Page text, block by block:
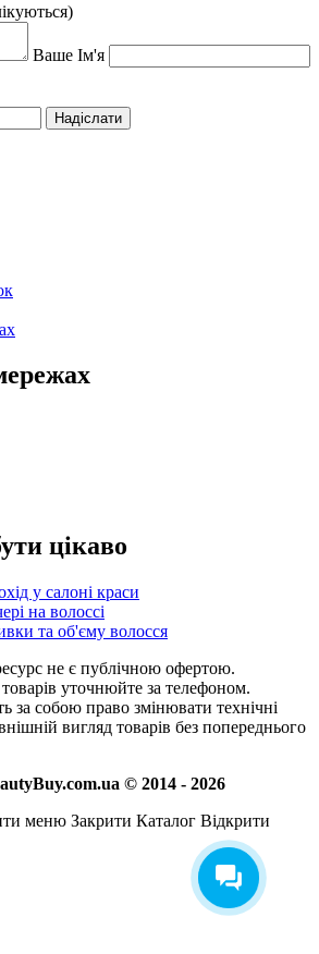
Ваше Ім'я
цікаво
у салоні краси
на волоссі
та об'єму волосся
не є публічною офертою.
товарів уточнюйте за телефоном.
собою право змінювати технічні
вигляд товарів без попереднього
© 2014 - 2026
меню Закрити Каталог Відкрити